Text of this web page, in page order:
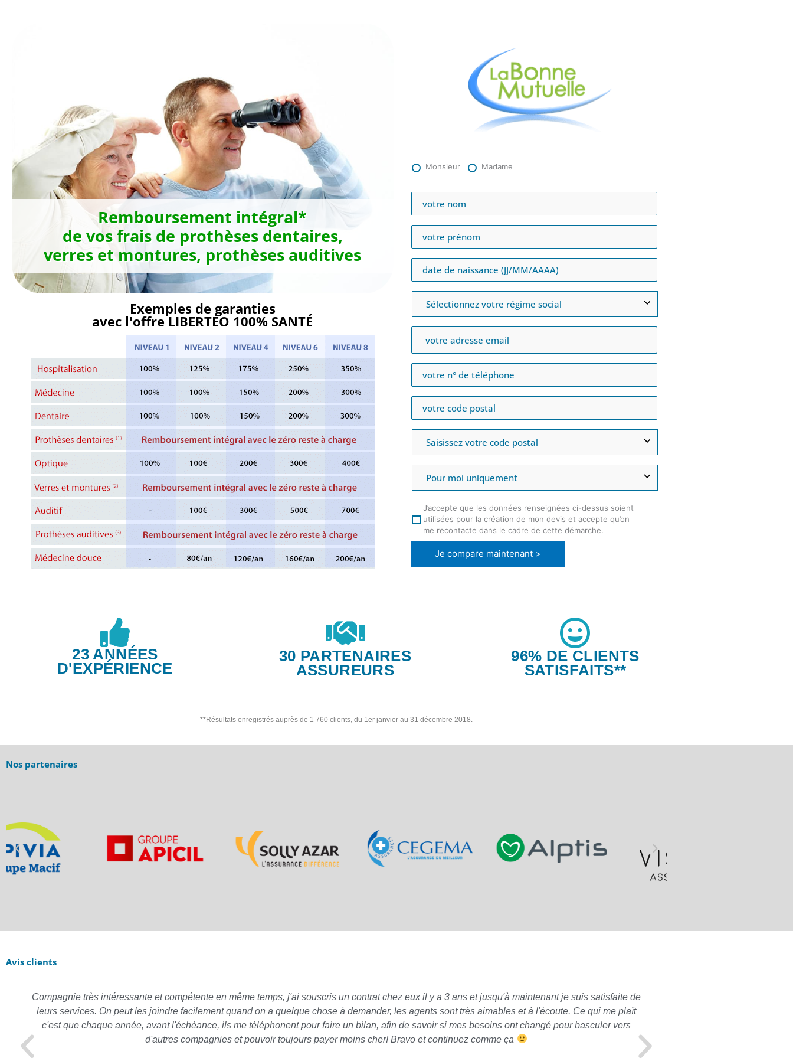
Remboursement intégral*
de vos frais de prothèses dentaires,
verres et montures, prothèses auditives
Exemples de garanties
avec l'offre LIBERTEO 100% SANTÉ
Monsieur Madame
J’accepte que les données renseignées ci-dessus soient
utilisées pour la création de mon devis et accepte qu’on
me recontacte dans le cadre de cette démarche.
Je compare maintenant >
23 ANNÉES
D'EXPÉRIENCE
30 PARTENAIRES
ASSUREURS
96% DE CLIENTS
SATISFAITS**
**Résultats enregistrés auprès de 1 760 clients, du 1er janvier au 31 décembre 2018.
Nos partenaires
Avis clients
Compagnie très intéressante et compétente en même temps, j'ai souscris un contrat chez eux il y a 3 ans et jusqu'à maintenant je suis satisfaite de
leurs services. On peut les joindre facilement quand on a quelque chose à demander, les agents sont très aimables et à l'écoute. Ce qui me plaît
c'est que chaque année, avant l'échéance, ils me téléphonent pour faire un bilan, afin de savoir si mes besoins ont changé pour basculer vers
d'autres compagnies et pouvoir toujours payer moins cher! Bravo et continuez comme ça